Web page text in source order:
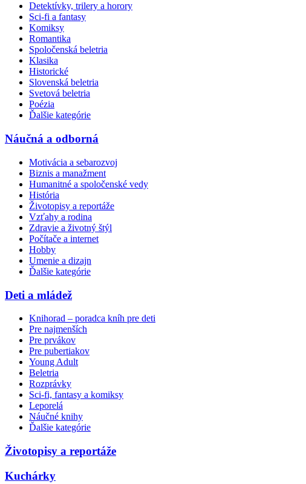
Detektívky, trilery a horory
Sci-fi a fantasy
Komiksy
Romantika
Spoločenská beletria
Klasika
Historické
Slovenská beletria
Svetová beletria
Poézia
Ďalšie kategórie
Náučná a odborná
Motivácia a sebarozvoj
Biznis a manažment
Humanitné a spoločenské vedy
História
Životopisy a reportáže
Vzťahy a rodina
Zdravie a životný štýl
Počítače a internet
Hobby
Umenie a dizajn
Ďalšie kategórie
Deti a mládež
Knihorad – poradca kníh pre deti
Pre najmenších
Pre prvákov
Pre pubertiakov
Young Adult
Beletria
Rozprávky
Sci-fi, fantasy a komiksy
Leporelá
Náučné knihy
Ďalšie kategórie
Životopisy a reportáže
Kuchárky